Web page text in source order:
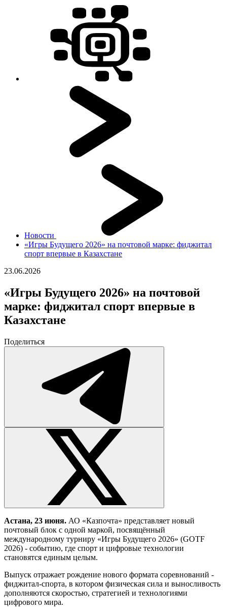
Новости
«Игры Будущего 2026» на почтовой марке: фиджитал
спорт впервые в Казахстане
23.06.2026
«Игры Будущего 2026» на почтовой
марке: фиджитал спорт впервые в
Казахстане
Поделиться
Астана, 23 июня. АО «Казпочта» представляет новый
почтовый блок с одной маркой, посвящённый
международному турниру «Игры Будущего 2026» (GOTF
2026) - событию, где спорт и цифровые технологии
становятся единым целым.
Выпуск отражает рождение нового формата соревнований -
фиджитал‑спорта, в котором физическая сила и выносливость
дополняются скоростью, стратегией и технологиями
цифрового мира.